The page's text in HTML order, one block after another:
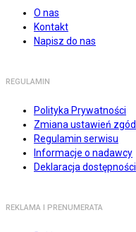
O nas
Kontakt
Napisz do nas
REGULAMIN
Polityka Prywatności
Zmiana ustawień zgód
Regulamin serwisu
Informacje o nadawcy
Deklaracja dostępności
REKLAMA I PRENUMERATA